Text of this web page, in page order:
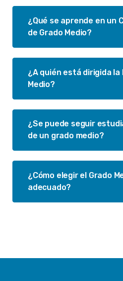
¿Qué se aprende en un
de Grado Medio?
¿A quién está dirigida la
Medio?
¿Se puede seguir
de un grado medio?
¿Cómo elegir el Grado
adecuado?